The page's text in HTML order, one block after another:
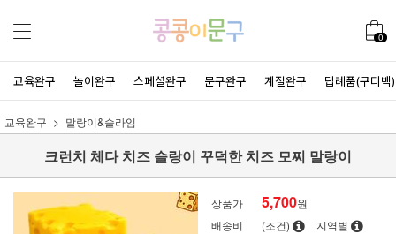
0
교육완구 놀이완구 스페셜완구 문구완구 계절완구 답례품(구디백)
교육완구 말랑이&슬라임
크런치 체다 치즈 슬랑이 꾸덕한 치즈 모찌 말랑이
상품가 5,700원
배송비
(조건) 지역별